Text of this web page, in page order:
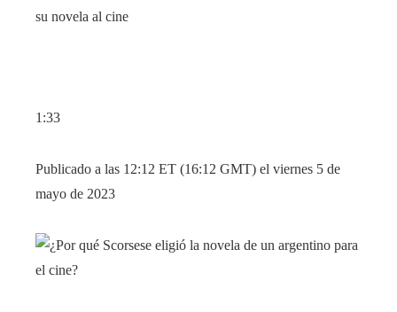
1:33
Publicado a las 12:12 ET (16:12 GMT) el viernes 5 de
mayo de 2023